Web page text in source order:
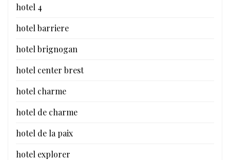
hotel 4
hotel barriere
hotel brignogan
hotel center brest
hotel charme
hotel de charme
hotel de la paix
hotel explorer